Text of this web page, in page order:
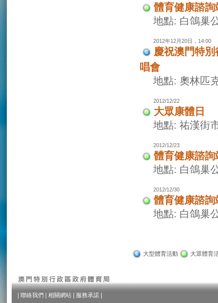
體育健康諮詢
地點: 白鴿巢
2012年12月20日，14:00
慶祝澳門特
唱會
地點: 奧林匹
2012/12/22
大眾康體日
地點: 祐漢街
2012/12/23
體育健康諮詢
地點: 白鴿巢
2012/12/30
體育健康諮詢
地點: 白鴿巢
大型體育活動 大眾體育
聯絡我們 相關網站 服務承諾